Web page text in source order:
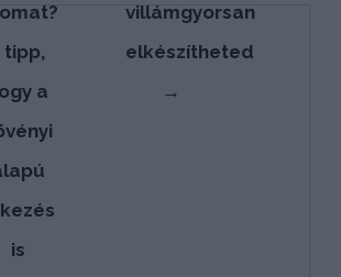
tipp,
a
is
villámgyorsan
elkészítheted
→